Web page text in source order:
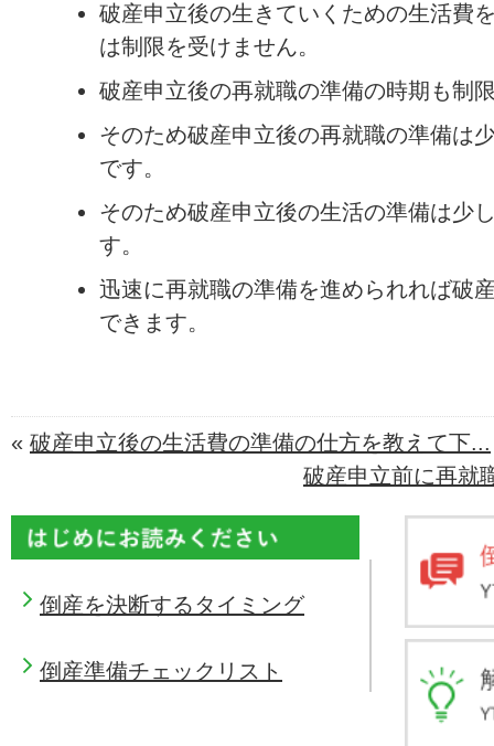
倒産を決断するタイミング
倒産準備チェックリスト
破産申立後の生きていくための生活費
は制限を受けません。
破産申立後の再就職の準備の時期も制
そのため破産申立後の再就職の準備は
です。
そのため破産申立後の生活の準備は少
す。
迅速に再就職の準備を進められれば破
できます。
« 破産申立後の生活費の準備の仕方を教えて下...
破産申立前に再就